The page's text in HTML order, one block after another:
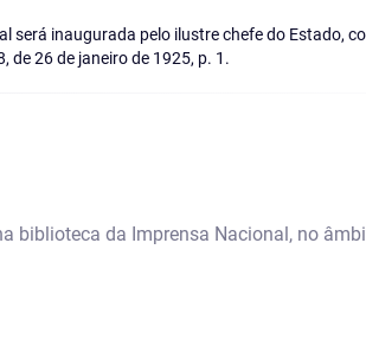
inaugurada pelo ilustre chefe do Estado,
de 26 de janeiro de 1925, p. 1.
biblioteca da Imprensa Nacional, no